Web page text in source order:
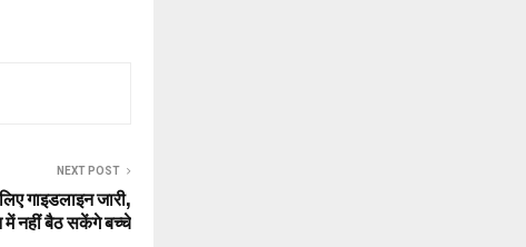
NEXT POST
गाइडलाइन जारी,
नहीं बैठ सकेंगे बच्चे